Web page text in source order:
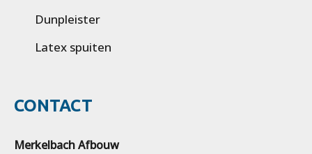
Dunpleister
Latex spuiten
CONTACT
Merkelbach Afbouw